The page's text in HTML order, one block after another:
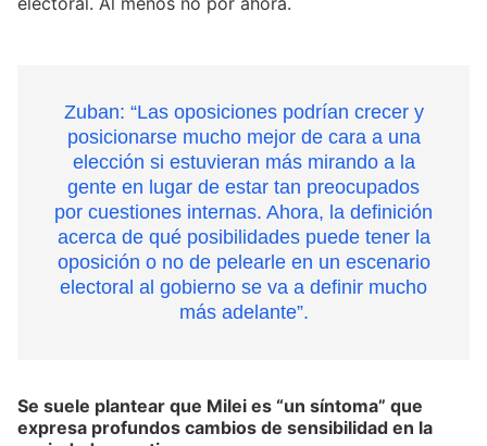
Zuban: “Las oposiciones podrían crecer y
posicionarse mucho mejor de cara a una
elección si estuvieran más mirando a la
gente en lugar de estar tan preocupados
por cuestiones internas. Ahora, la definición
acerca de qué posibilidades puede tener la
oposición o no de pelearle en un escenario
electoral al gobierno se va a definir mucho
más adelante”.
Se suele plantear que Milei es “un síntoma” que
expresa profundos cambios de sensibilidad en la